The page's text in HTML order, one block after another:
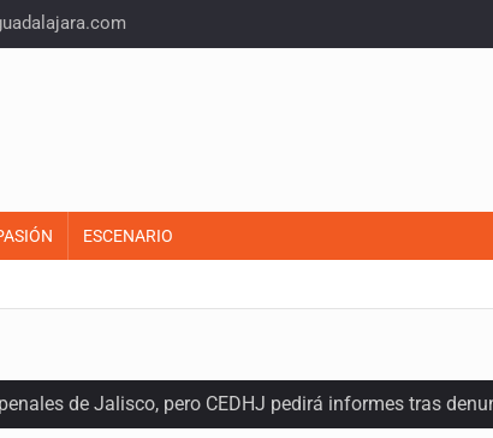
ESCENARIO
de Jalisco, pero CEDHJ pedirá informes tras